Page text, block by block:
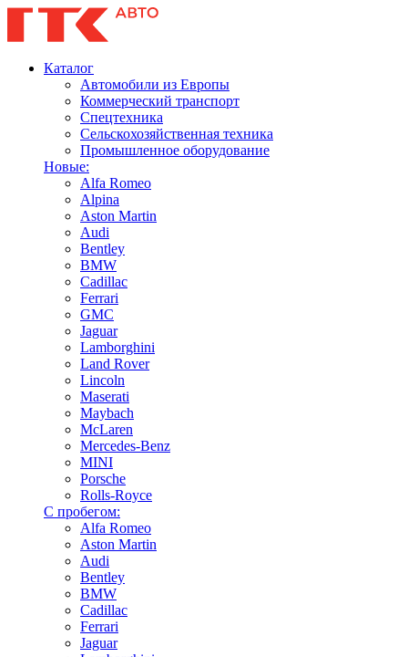
Каталог
Автомобили из Европы
Коммерческий транспорт
Спецтехника
Сельскохозяйственная техника
Промышленное оборудование
Новые:
Alfa Romeo
Alpina
Aston Martin
Audi
Bentley
BMW
Cadillac
Ferrari
GMC
Jaguar
Lamborghini
Land Rover
Lincoln
Maserati
Maybach
McLaren
Mercedes-Benz
MINI
Porsche
Rolls-Royce
С пробегом:
Alfa Romeo
Aston Martin
Audi
Bentley
BMW
Cadillac
Ferrari
Jaguar